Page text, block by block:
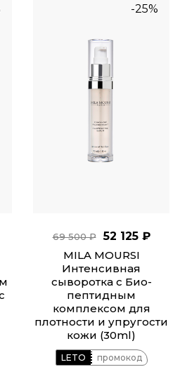
-25%
69 500 ₽
52 125 ₽
MILA MOURSI
Интенсивная
сыворотка с Био-
пептидным
комплексом для
плотности и упругости
кожи (30ml)
LETO промокод